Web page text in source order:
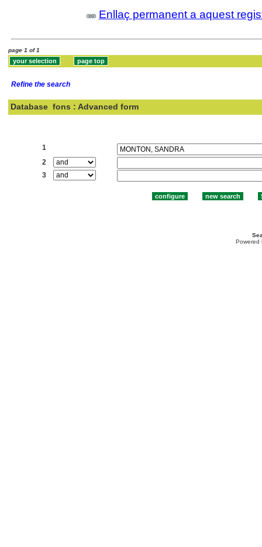
Enllaç permanent a aquest
page 1 of 1
Refine the search
Database fons : Advanced form
1
2
3
Powered